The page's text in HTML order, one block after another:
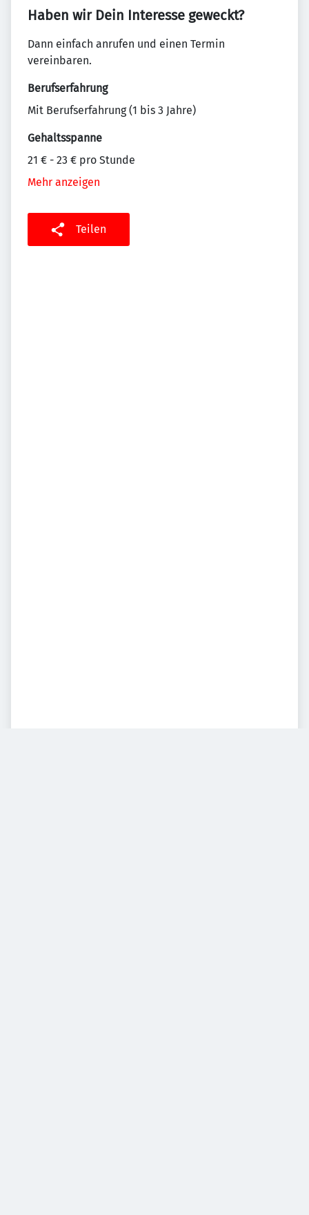
Haben wir Dein Interesse geweckt?
Dann einfach anrufen und einen Termin
vereinbaren.
Berufserfahrung
Mit Berufserfahrung (1 bis 3 Jahre)
Gehaltsspanne
21 € - 23 € pro Stunde
Mehr anzeigen
Teilen